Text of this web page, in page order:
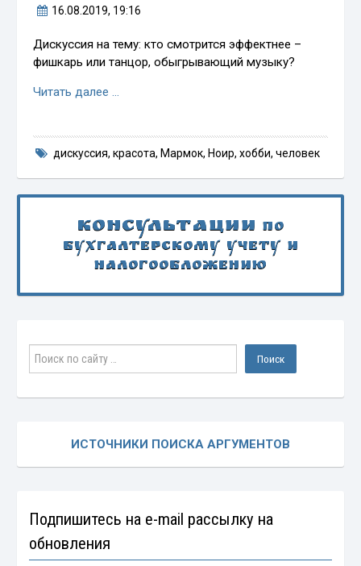
16.08.2019, 19:16
Дискуссия на тему: кто смотрится эффектнее –
фишкарь или танцор, обыгрывающий музыку?
Читать далее …
дискуссия, красота, Мармок, Ноир, хобби, человек
Консультации по
бухгалтерскому учету и
налогообложению
ИСТОЧНИКИ ПОИСКА АРГУМЕНТОВ
Подпишитесь на e-mail рассылку на
обновления